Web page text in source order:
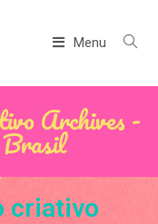
Menu
Archives -
criativo